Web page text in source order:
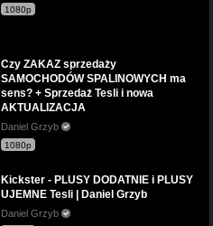
1080p
Czy ZAKAZ sprzedaży
SAMOCHODÓW SPALINOWYCH ma
sens? + Sprzedaż Tesli i nowa
AKTUALIZACJA
Daniel Grzyb
1080p
Kickster - PLUSY DODATNIE i PLUSY
UJEMNE Tesli | Daniel Grzyb
Daniel Grzyb